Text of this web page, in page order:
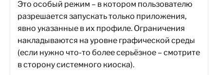
Это особый режим – в котором пользователю
разрешается запускать только приложения,
явно указанные в их профиле. Ограничения
накладываются на уровне графической среды
(если нужно что-то более серьёзное – смотрите
в сторону системного киоска).